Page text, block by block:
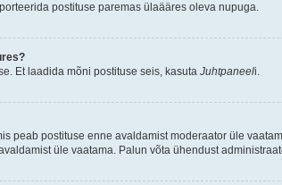
postituse paremas ülaääres oleva nupuga.
Et laadida mõni postituse seis, kasuta Juhtpaneeli.
peab postituse enne avaldamist moderaator üle
üle vaatama. Palun võta ühendust